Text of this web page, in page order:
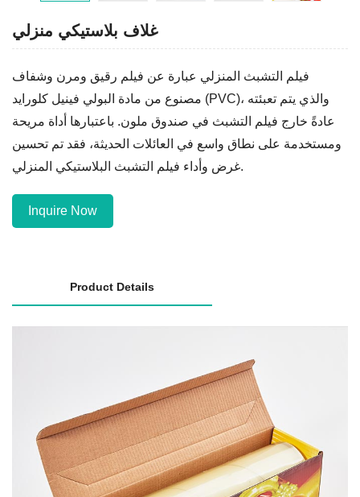
غلاف بلاستيكي منزلي
فيلم التشبث المنزلي عبارة عن فيلم رقيق ومرن وشفاف
مصنوع من مادة البولي فينيل كلورايد (PVC)، والذي يتم تعبئته
عادةً خارج فيلم التشبث في صندوق ملون. باعتبارها أداة مريحة
ومستخدمة على نطاق واسع في العائلات الحديثة، فقد تم تحسين
غرض وأداء فيلم التشبث البلاستيكي المنزلي.
Inquire Now
Product Details